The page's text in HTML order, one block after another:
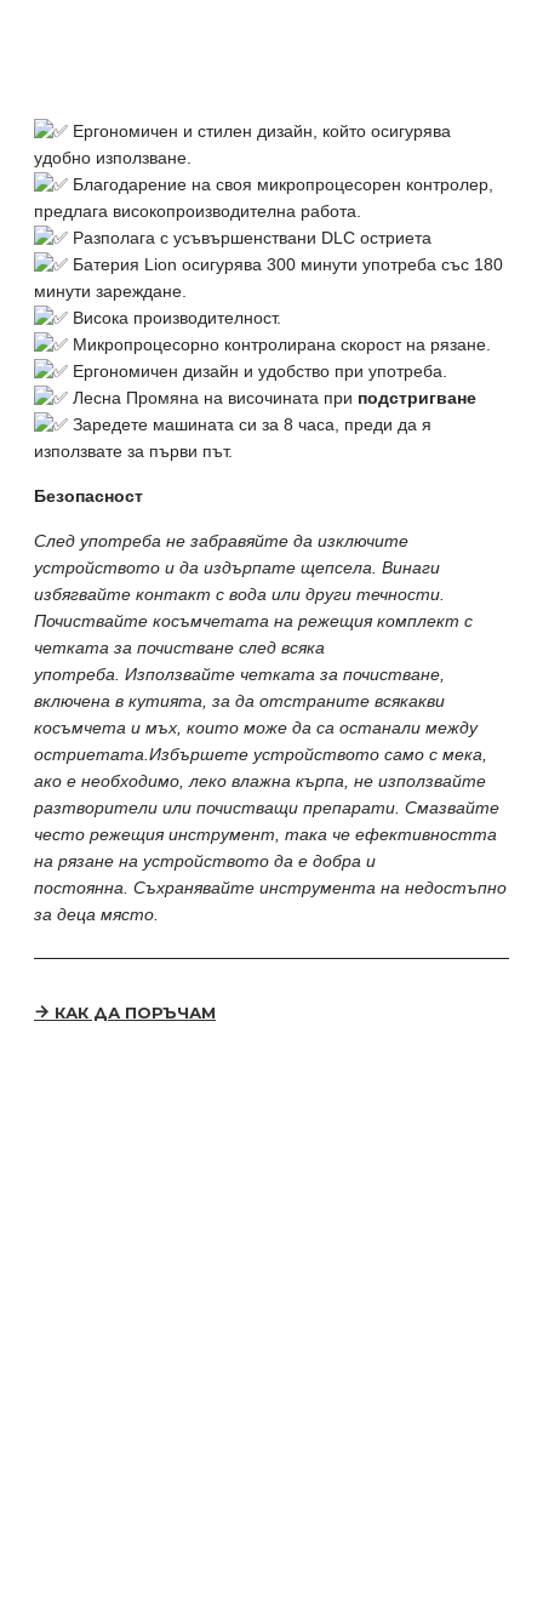
Ергономичен и стилен дизайн, който осигурява
удобно използване.
Благодарение на своя микропроцесорен контролер,
предлага високопроизводителна работа.
Разполага с усъвършенствани DLC остриета
Батерия Lion осигурява 300 минути употреба със 180
минути зареждане.
Висока производителност.
Микропроцесорно контролирана скорост на рязане.
Ергономичен дизайн и удобство при употреба.
Лесна Промяна на височината при подстригване
Заредете машината си за 8 часа, преди да я
използвате за първи път.
Безопасност
След употреба не забравяйте да изключите
устройството и да издърпате щепсела. Винаги
избягвайте контакт с вода или други течности.
Почиствайте косъмчетата на режещия комплект с
четката за почистване след всяка
употреба. Използвайте четката за почистване,
включена в кутията, за да отстраните всякакви
косъмчета и мъх, които може да са останали между
остриетата.Избършете устройството само с мека,
ако е необходимо, леко влажна кърпа, не използвайте
разтворители или почистващи препарати. Смазвайте
често режещия инструмент, така че ефективността
на рязане на устройството да е добра и
постоянна. Съхранявайте инструмента на недостъпно
за деца място.
КАК ДА ПОРЪЧАМ